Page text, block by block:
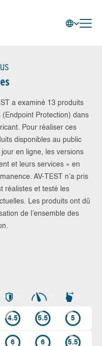
a examiné 13 produits
Protection) dans
Pour réaliser ces
disponibles au public
en ligne, les versions
et leurs services « en
AV-TEST n’a pris
réalistes et testé les
Les produits ont dû
de l’ensemble des
4.5 5.5 5
6 6 5.5